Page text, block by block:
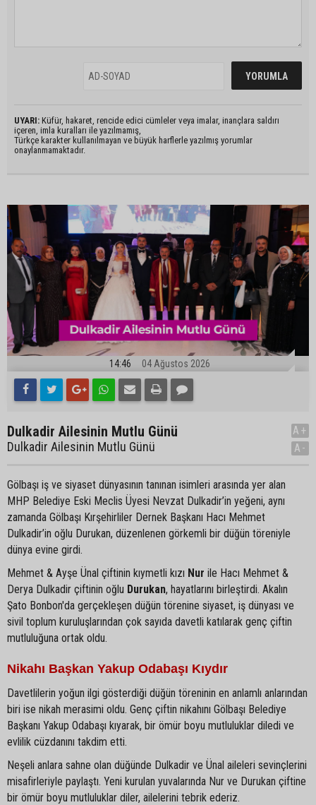
UYARI: Küfür, hakaret, rencide edici cümleler veya imalar, inançlara saldırı
içeren, imla kuralları ile yazılmamış,
Türkçe karakter kullanılmayan ve büyük harflerle yazılmış yorumlar
onaylanmamaktadır.
14:46 04 Ağustos 2026
Dulkadir Ailesinin Mutlu Günü
Dulkadir Ailesinin Mutlu Günü
A+
A-
Gölbaşı iş ve siyaset dünyasının tanınan isimleri arasında yer alan
MHP Belediye Eski Meclis Üyesi Nevzat Dulkadir’in yeğeni, aynı
zamanda Gölbaşı Kırşehirliler Dernek Başkanı Hacı Mehmet
Dulkadir’in oğlu Durukan, düzenlenen görkemli bir düğün töreniyle
dünya evine girdi.
Mehmet & Ayşe Ünal çiftinin kıymetli kızı Nur ile Hacı Mehmet &
Derya Dulkadir çiftinin oğlu Durukan, hayatlarını birleştirdi. Akalın
Şato Bonbon'da gerçekleşen düğün törenine siyaset, iş dünyası ve
sivil toplum kuruluşlarından çok sayıda davetli katılarak genç çiftin
mutluluğuna ortak oldu.
Nikahı Başkan Yakup Odabaşı Kıydır
Davetlilerin yoğun ilgi gösterdiği düğün töreninin en anlamlı anlarından
biri ise nikah merasimi oldu. Genç çiftin nikahını Gölbaşı Belediye
Başkanı Yakup Odabaşı kıyarak, bir ömür boyu mutluluklar diledi ve
evlilik cüzdanını takdim etti.
Neşeli anlara sahne olan düğünde Dulkadir ve Ünal aileleri sevinçlerini
misafirleriyle paylaştı. Yeni kurulan yuvalarında Nur ve Durukan çiftine
bir ömür boyu mutluluklar diler, ailelerini tebrik ederiz.